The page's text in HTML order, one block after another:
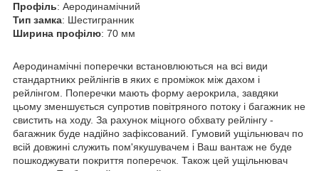
Профіль: Аеродинамічний
Тип замка: Шестигранник
Ширина профілю: 70 мм
Аеродинамічні поперечки встановлюються на всі види
стандартникх рейлінгів в яких є проміжок між дахом і
рейлінгом. Поперечки мають форму аерокрила, завдяки
цьому зменшується супротив повітряного потоку і багажник не
свистить на ходу. За рахунок міцного обхвату рейлінгу -
багажник буде надійно зафіксований. Гумовий ущільнювач по
всій довжині служить пом'якушувачем і Ваш вантаж не буде
пошкоджувати покриття поперечок. Також цей ущільнювач